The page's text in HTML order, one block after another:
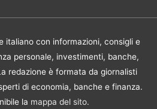
italiano con informazioni, consigli e
personale, investimenti, banche,
redazione è formata da giornalisti
di economia, banche e finanza.
la mappa del sito.